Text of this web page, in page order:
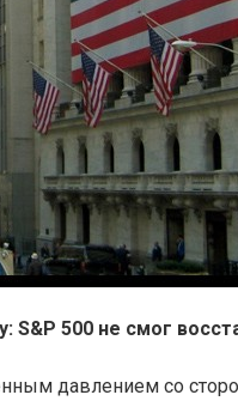
500 не смог
давлением со